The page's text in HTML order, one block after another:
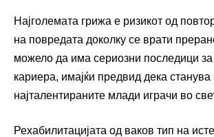
Најголемата грижа е ризикот од
на повредата доколку се врати
можело да има сериозни последици за
кариера, имајќи предвид дека
најталентираните млади играчи во
Рехабилитацијата од ваков тип на